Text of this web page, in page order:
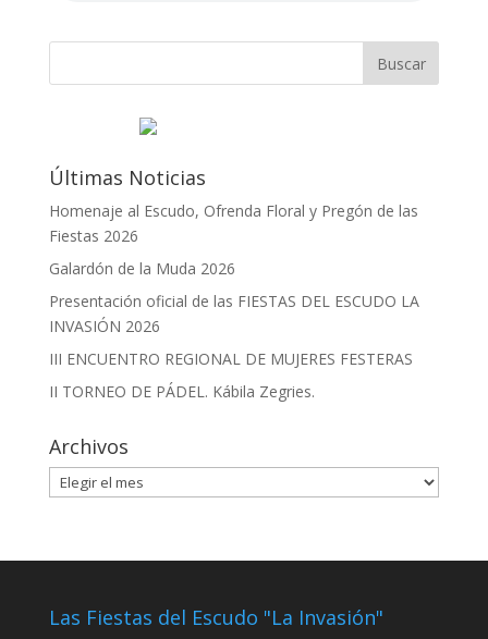
Últimas Noticias
Homenaje al Escudo, Ofrenda Floral y Pregón de las
Fiestas 2026
Galardón de la Muda 2026
Presentación oficial de las FIESTAS DEL ESCUDO LA
INVASIÓN 2026
III ENCUENTRO REGIONAL DE MUJERES FESTERAS
II TORNEO DE PÁDEL. Kábila Zegries.
Archivos
Archivos
Las Fiestas del Escudo "La Invasión"